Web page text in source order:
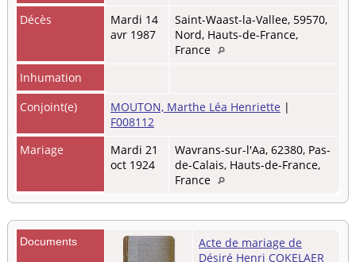
Décès
Mardi 14
avr 1987
Saint-Waast-la-Vallee, 59570,
Nord, Hauts-de-France,
France
Inhumation
Conjoint(e)
MOUTON, Marthe Léa Henriette |
F008112
Mariage
Mardi 21
oct 1924
Wavrans-sur-l'Aa, 62380, Pas-
de-Calais, Hauts-de-France,
France
Documents
Acte de mariage de
Désiré Henri COKELAER